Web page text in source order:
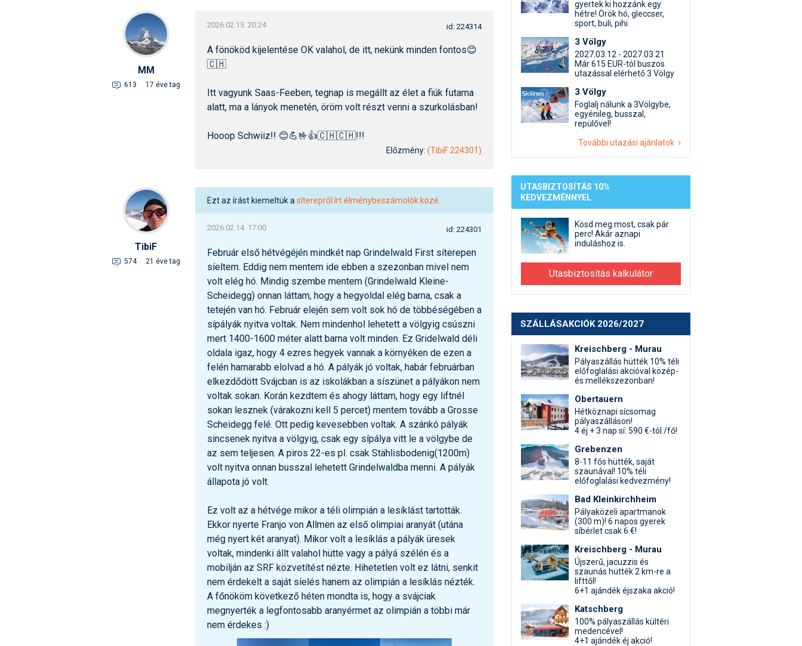
Termékkereső
Minden egyéb síeléshez kapcsolódó téma
Kötetlen beszélgetések
MM
613 17 éve tag
2026.02.15. 20:24 id: 224314
A fönököd kijelentése OK valahol, de itt, nekünk minden fontos😊
🇨🇭
Itt vagyunk Saas-Feeben, tegnap is megállt az élet a fiúk futama
alatt, ma a lányok menetén, öröm volt részt venni a szurkolásban!
Hooop Schwiiz!! 😊💪🤟👍🇨🇭🇨🇭!!!
Előzmény: (TibiF 224301)
TibiF
574 21 éve tag
Ezt az írást kiemeltük a síterepről írt élménybeszámolók közé.
2026.02.14. 17:00 id: 224301
Február első hétvégéjén mindkét nap Grindelwald First síterepen
síeltem. Eddig nem mentem ide ebben a szezonban mivel nem
volt elég hó. Mindig szembe mentem (Grindelwald Kleine-
Scheidegg) onnan láttam, hogy a hegyoldal elég barna, csak a
tetején van hó. Február elején sem volt sok hó de többéségében a
sípályák nyitva voltak. Nem mindenhol lehetett a völgyig csúszni
mert 1400-1600 méter alatt barna volt minden. Ez Gridelwald déli
oldala igaz, hogy 4 ezres hegyek vannak a környéken de ezen a
felén hamarabb elolvad a hó. A pályák jó voltak, habár februárban
elkezdődött Svájcban is az iskolákban a síszünet a pályákon nem
voltak sokan. Korán kezdtem és ahogy láttam, hogy egy liftnél
sokan lesznek (várakozni kell 5 percet) mentem tovább a Grosse
Scheidegg felé. Ott pedig kevesebben voltak. A szánkó pályák
sincsenek nyitva a völgyig, csak egy sípálya vitt le a völgybe de
az sem teljesen. A piros 22-es pl. csak Stählisbodenig(1200m)
volt nyitva onnan busszal lehetett Grindelwaldba menni. A pályák
állapota jó volt.
Ez volt az a hétvége mikor a téli olimpián a lesíklást tartották.
Ekkor nyerte Franjo von Allmen az első olimpiai aranyát (utána
még nyert két aranyat). Mikor volt a lesíklás a pályák üresek
voltak, mindenki állt valahol hütte vagy a pályá szélén és a
mobilján az SRF közvetítést nézte. Hihetetlen volt ez látni, senkit
nem érdekelt a saját síelés hanem az olimpián a lesíklás nézték.
A főnököm következő héten mondta is, hogy a svájciak
megnyerték a legfontosabb aranyérmet az olimpián a többi már
nem érdekes :)
gyertek ki hozzánk egy
hétre! Örök hó, gleccser,
sport, buli, pihi
3 Völgy
2027.03.12 - 2027.03.21
Már 615 EUR-tól buszos
utazással elérhető 3 Völgy
3 Völgy
Foglalj nálunk a 3Völgybe,
egyénileg, busszal,
repülővel!
További utazási ajánlatok
UTASBIZTOSÍTÁS 10%
KEDVEZMÉNNYEL
Kösd meg most, csak pár
perc! Akár aznapi
induláshoz is.
Utasbiztosítás kalkulátor
SZÁLLÁSAKCIÓK 2026/2027
Kreischberg - Murau
Pályaszállás hütték 10% téli
előfoglalási akcióval közép-
és mellékszezonban!
Obertauern
Hétköznapi sícsomag
pályaszálláson!
4 éj + 3 nap sí: 590 €-tól /fő!
Grebenzen
8-11 fős hütték, saját
szaunával! 10% téli
előfoglalási kedvezmény!
Bad Kleinkirchheim
Pályaközeli apartmanok
(300 m)! 6 napos gyerek
síbérlet csak 6 €!
Kreischberg - Murau
Újszerű, jacuzzis és
szaunás hütték 2 km-re a
lifttől!
6+1 ajándék éjszaka akció!
Katschberg
100% pályaszállás kültéri
medencével!
4+1 ajándék éj akció!